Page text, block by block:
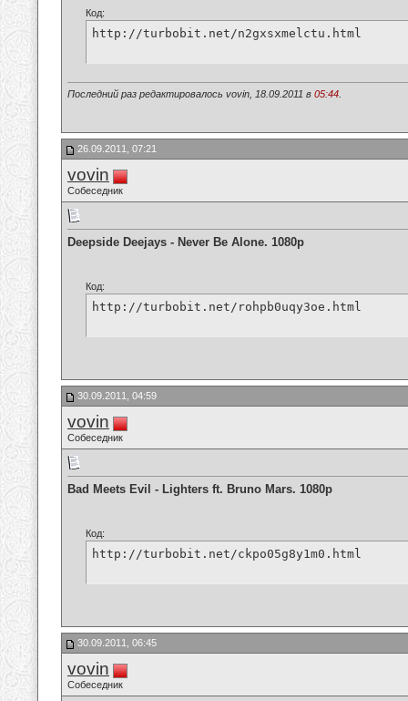
Код:
http://turbobit.net/n2gxsxmelctu.html
Последний раз редактировалось vovin, 18.09.2011 в 05:44
26.09.2011, 07:21
vovin
Собеседник
Deepside Deejays - Never Be Alone. 1080p
Код:
http://turbobit.net/rohpb0uqy3oe.html
30.09.2011, 04:59
vovin
Собеседник
Bad Meets Evil - Lighters ft. Bruno Mars. 1080p
Код:
http://turbobit.net/ckpo05g8y1m0.html
30.09.2011, 06:45
vovin
Собеседник